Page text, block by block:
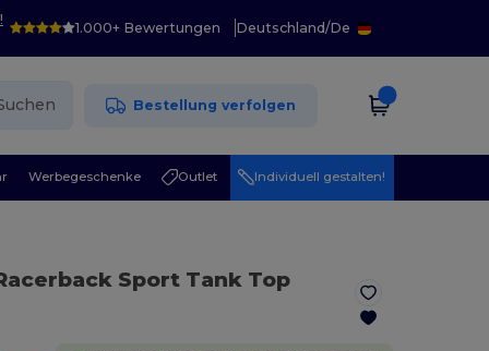
1.000+ Bewertungen Deutschland/De
Bestellung verfolgen
Werbegeschenke Outlet Individuell gestalten!
Sport Tank Top